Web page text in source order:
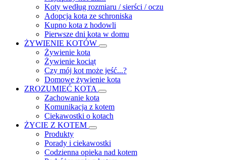
Koty według rozmiaru / sierści / oczu
Adopcja kota ze schroniska
Kupno kota z hodowli
Pierwsze dni kota w domu
ŻYWIENIE KOTÓW
Żywienie kota
Żywienie kociąt
Czy mój kot może jeść...?
Domowe żywienie kota
ZROZUMIEĆ KOTA
Zachowanie kota
Komunikacja z kotem
Ciekawostki o kotach
ŻYCIE Z KOTEM
Produkty
Porady i ciekawostki
Codzienna opieka nad kotem